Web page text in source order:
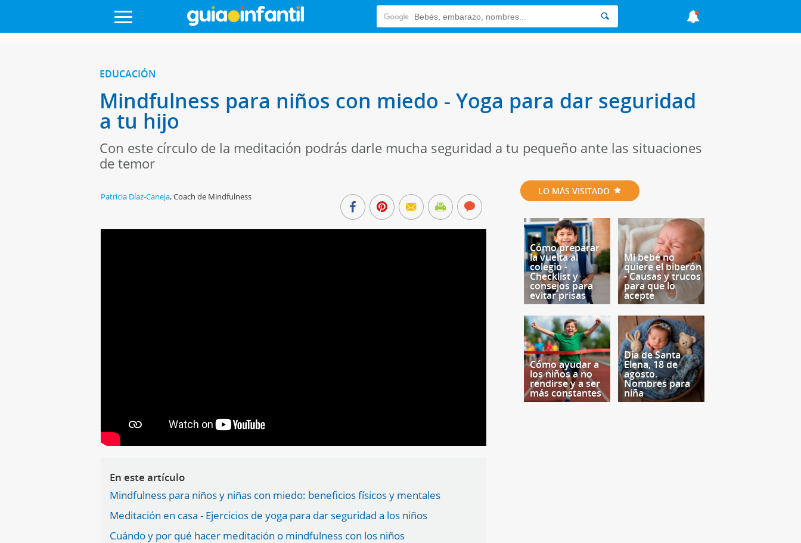
EDUCACIÓN
Mindfulness para niños con miedo - Yoga para dar seguridad
a tu hijo
Con este círculo de la meditación podrás darle mucha seguridad a tu pequeño ante las situaciones
de temor
Patricia Díaz-Caneja,Coach de Mindfulness
En este artículo
Mindfulness para niños y niñas con miedo: beneficios físicos y mentales
Meditación en casa - Ejercicios de yoga para dar seguridad a los niños
Cuándo y por qué hacer meditación o mindfulness con los niños
LO MÁS VISITADO
Cómo preparar
la vuelta al
colegio -
Checklist y
consejos para
evitar prisas
Mi bebé no
quiere el biberón
- Causas y trucos
para que lo
acepte
Cómo ayudar a
los niños a no
rendirse y a ser
más constantes
Día de Santa
Elena, 18 de
agosto.
Nombres para
niña